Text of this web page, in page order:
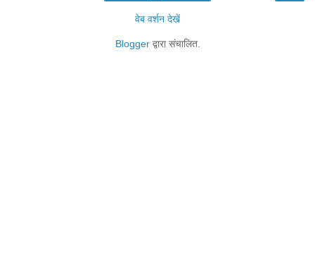
वेब वर्शन देखें
Bloggerद्वारा संचालित.